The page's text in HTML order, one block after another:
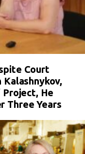
Court
Kalashnykov,
Project, He
Three Years